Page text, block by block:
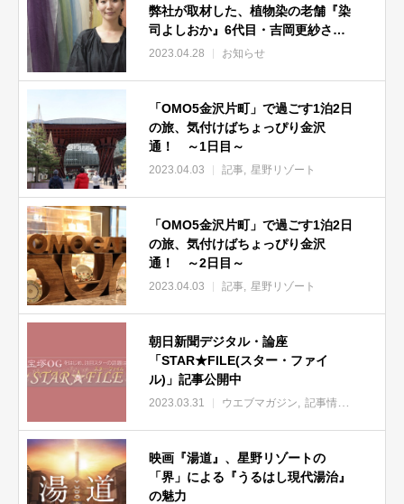
弊社が取材した、植物染の老舗『染
司よしおか』6代目・吉岡更紗さん
が4月30日放送のテレビ番組「情熱
2023.04.28 お知らせ
「OMO5金沢片町」で過ごす1泊2日
の旅、気付けばちょっぴり金沢
通！ ～1日目～
2023.04.03 記事 星野リゾート
「OMO5金沢片町」で過ごす1泊2日
の旅、気付けばちょっぴり金沢
通！ ～2日目～
2023.04.03 記事 星野リゾート
朝日新聞デジタル・論座
「STAR★FILE(スター・ファイ
ル)」記事公開中
2023.03.31 ウエブマガジン 記事情報
映画『湯道』、星野リゾートの
「界」による『うるはし現代湯治』
の魅力